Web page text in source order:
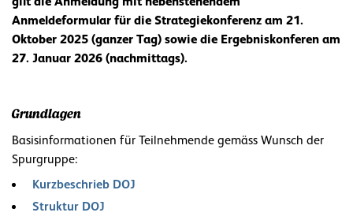
Anmeldeformular für die Strategiekonferenz am 21.
Oktober 2025 (ganzer Tag) sowie die Ergebniskonferen am
27. Januar 2026 (nachmittags).
Grundlagen
Basisinformationen für Teilnehmende gemäss Wunsch der
Spurgruppe:
Kurzbeschrieb DOJ
Struktur DOJ